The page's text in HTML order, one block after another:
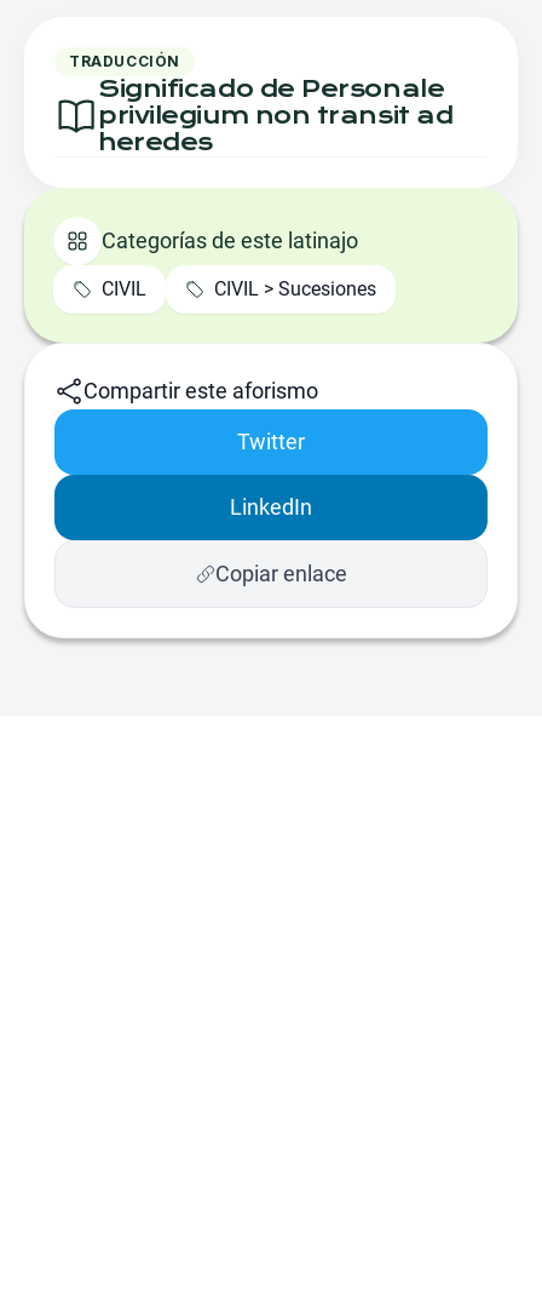
TRADUCCIÓN
Significado de Personale
privilegium non transit ad
heredes
Categorías de este latinajo
CIVIL CIVIL > Sucesiones
Compartir este aforismo
Twitter
LinkedIn
Copiar enlace